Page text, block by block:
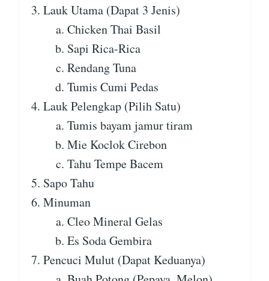
Lauk Utama (Dapat 3 Jenis)
Chicken Thai Basil
Sapi Rica-Rica
Rendang Tuna
Tumis Cumi Pedas
Lauk Pelengkap (Pilih Satu)
Tumis bayam jamur tiram
Mie Koclok Cirebon
Tahu Tempe Bacem
Sapo Tahu
Minuman
Cleo Mineral Gelas
Es Soda Gembira
Pencuci Mulut (Dapat Keduanya)